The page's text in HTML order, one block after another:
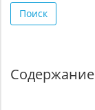
строку
для
Поиск
Содержание